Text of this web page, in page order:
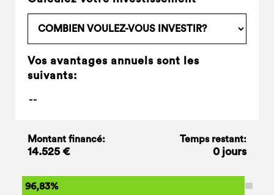
Vos avantages annuels sont les
suivants:
Montant financé:
14.525 €
Temps restant:
0 jours
96,83%